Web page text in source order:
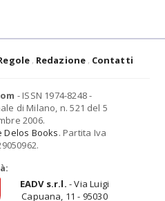
Redazione Contatti
- ISSN 1974-8248 -
di Milano, n. 521 del 5
2006.
Delos Books. Partita Iva
EADV s.r.l. - Via Luigi
Capuana, 11 - 95030